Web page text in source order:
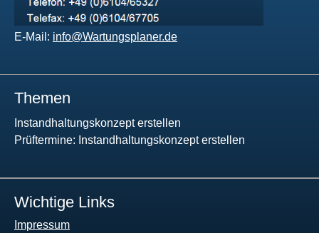
E-Mail: info@Wartungsplaner.de
Themen
Instandhaltungskonzept erstellen
Prüftermine: Instandhaltungskonzept erstellen
Wichtige Links
Impressum